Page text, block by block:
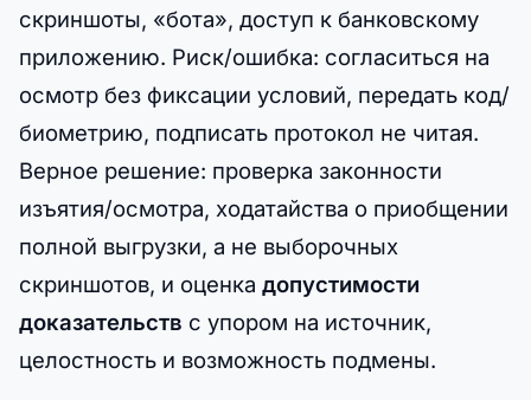
скриншоты, «бота», доступ к банковскому
приложению. Риск/ошибка: согласиться на
осмотр без фиксации условий, передать код/
биометрию, подписать протокол не читая.
Верное решение: проверка законности
изъятия/осмотра, ходатайства о приобщении
полной выгрузки, а не выборочных
скриншотов, и оценка допустимости
доказательств с упором на источник,
целостность и возможность подмены.